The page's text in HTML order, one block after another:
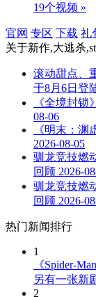
19个视频 »
官网 专区 下载 礼
关于新作,大逃杀
滚动甜点、
于8月6日登
《全境封锁
08-06
《明末：渊
2026-08-05
驯龙竞技燃
回顾 2026-
驯龙竞技燃
回顾 2026-
热门新闻排行
1
《Spider-
另有一张新
2